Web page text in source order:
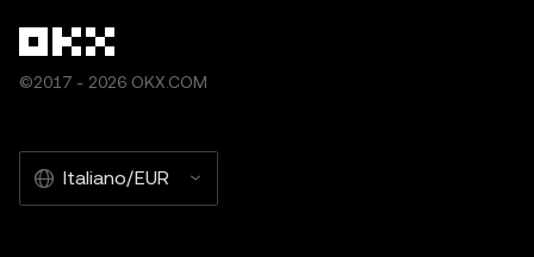
©2017 - 2026 OKX.COM
Italiano/EUR